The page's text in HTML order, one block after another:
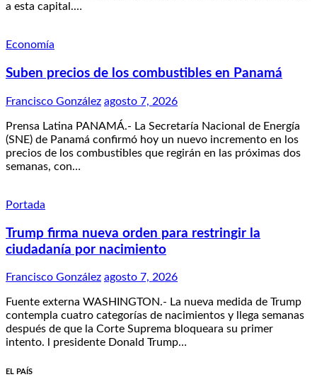
a esta capital.…
Economía
Suben precios de los combustibles en Panamá
Francisco González agosto 7, 2026
Prensa Latina PANAMÁ.- La Secretaría Nacional de Energía
(SNE) de Panamá confirmó hoy un nuevo incremento en los
precios de los combustibles que regirán en las próximas dos
semanas, con…
Portada
Trump firma nueva orden para restringir la
ciudadanía por nacimiento
Francisco González agosto 7, 2026
Fuente externa WASHINGTON.- La nueva medida de Trump
contempla cuatro categorías de nacimientos y llega semanas
después de que la Corte Suprema bloqueara su primer
intento. l presidente Donald Trump…
EL PAÍS